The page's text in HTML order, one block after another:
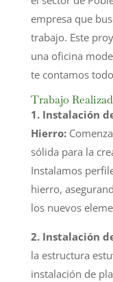
empresa que
trabajo. Este
una oficina
te contamos
Trabajo
1. Instalación
Hierro:
sólida para la
Instalamos
hierro,
los nuevos
2. Instalación
la estructura
instalación de